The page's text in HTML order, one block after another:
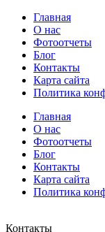
Главная
О нас
Фотоотчеты
Блог
Контакты
Карта сайта
Политика
Главная
О нас
Фотоотчеты
Блог
Контакты
Карта сайта
Политика
Контакты